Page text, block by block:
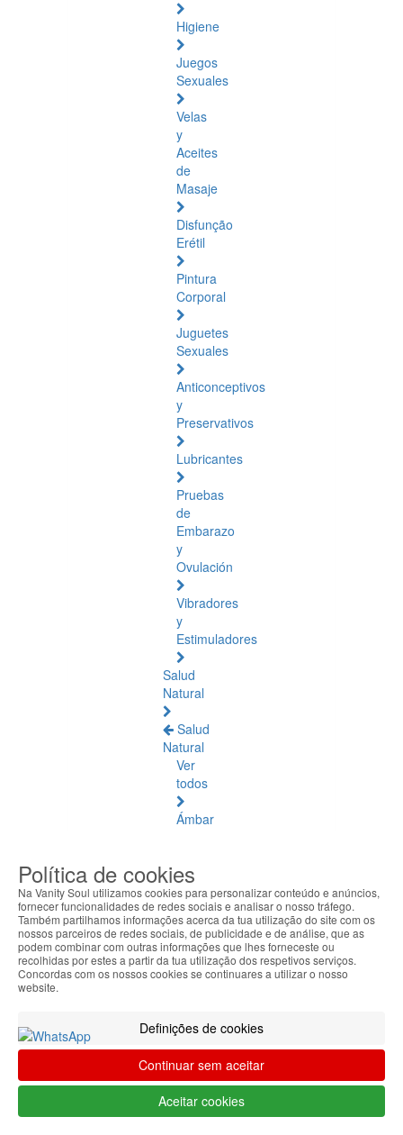
Higiene
Juegos
Sexuales
Velas
y
Aceites
de
Masaje
Disfunção
Erétil
Pintura
Corporal
Juguetes
Sexuales
Anticonceptivos
y
Preservativos
Lubricantes
Pruebas
de
Embarazo
y
Ovulación
Vibradores
y
Estimuladores
Salud
Natural
Salud
Natural
Ver
todos
Ámbar
Articulaciones
y
Músculos
Bienestar
Diario
Piernas
Cansadas
Difusores
de
Política de cookies
Na Vanity Soul utilizamos cookies para personalizar conteúdo e anúncios,
fornecer funcionalidades de redes sociais e analisar o nosso tráfego.
Também partilhamos informações acerca da tua utilização do site com os
nossos parceiros de redes sociais, de publicidade e de análise, que as
podem combinar com outras informações que lhes forneceste ou
recolhidas por estes a partir da tua utilização dos respetivos serviços.
Concordas com os nossos cookies se continuares a utilizar o nosso
website.
Definições de cookies
Continuar sem aceitar
Aceitar cookies